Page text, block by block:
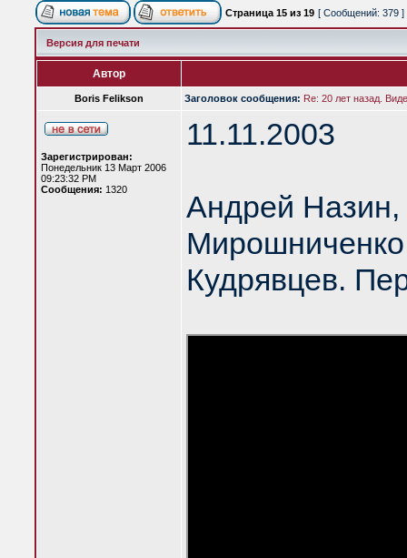
Страница 15 из 19 [ Сообщений: 379 ]
Версия для печати
Автор
Boris Felikson Заголовок сообщения: Re: 20 лет назад.
Зарегистрирован:
Понедельник 13 Март 2006
09:23:32 PM
Сообщения: 1320
11.11.2003
Андрей Назин,
Кудрявцев.